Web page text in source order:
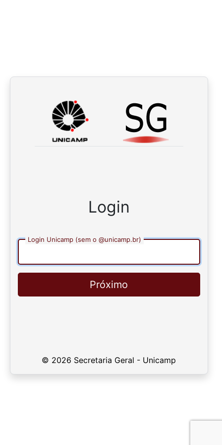
Login
Login Unicamp (sem o @unicamp.br)
Próximo
© 2026 Secretaria Geral - Unicamp